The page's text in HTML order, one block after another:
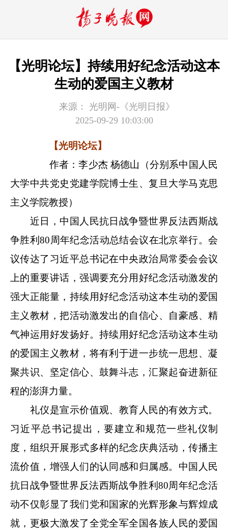
【光明论坛】持续用好纪念活动这本
生动的爱国主义教材
来源：
光明网-《光明日报》
2025-09-29 10:03:00
【光明论坛】
作者：李少杰 杨德山（分别系中国人民
大学中共党史党建学院博士生、复旦大学马克思
主义学院教授）
近日，中国人民抗日战争暨世界反法西斯战
争胜利80周年纪念活动总结会议在北京举行。会
议传达了习近平总书记在中央政治局常委会会议
上的重要讲话，强调要充分用好纪念活动激发的
强大正能量，持续用好纪念活动这本生动的爱国
主义教材，把活动激发出的自信心、自豪感、精
气神运用好发扬好。持续用好纪念活动这本生动
的爱国主义教材，将有利于进一步统一思想、凝
聚共识、坚定信心、鼓舞斗志，汇聚起奋进新征
程的澎湃力量。
礼仪是宣示价值观、教育人民的有效方式。
习近平总书记提出，要建立和规范一些礼仪制
度，组织开展形式多样的纪念庆典活动，传播主
流价值，增强人们的认同感和归属感。中国人民
抗日战争暨世界反法西斯战争胜利80周年纪念活
动不仅彰显了我们党和国家的光辉形象与辉煌成
就，更极大激发了全党全军全国各族人民的爱国